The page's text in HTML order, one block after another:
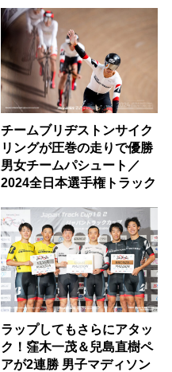
チームブリヂストンサイク
リングが圧巻の走りで優勝
男女チームパシュート／
2024全日本選手権トラック
ラップしてもさらにアタッ
ク！窪木一茂＆兒島直樹ペ
アが2連勝 男子マディソン